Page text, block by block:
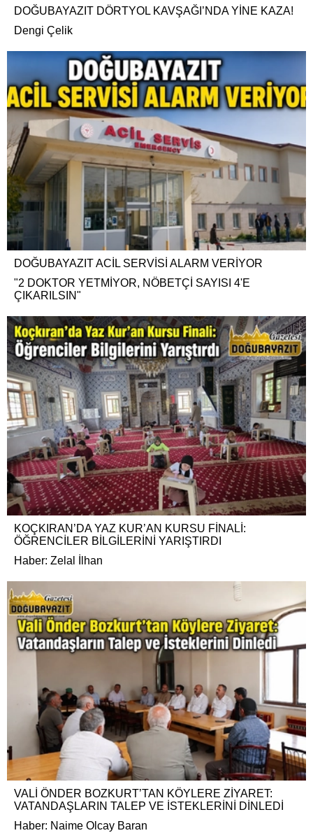
DOĞUBAYAZIT DÖRTYOL KAVŞAĞI’NDA YİNE KAZA!
Dengi Çelik
DOĞUBAYAZIT ACİL SERVİSİ ALARM VERİYOR
"2 DOKTOR YETMİYOR, NÖBETÇİ SAYISI 4'E
ÇIKARILSIN"
KOÇKIRAN’DA YAZ KUR’AN KURSU FİNALİ:
ÖĞRENCİLER BİLGİLERİNİ YARIŞTIRDI
Haber: Zelal İlhan
VALİ ÖNDER BOZKURT’TAN KÖYLERE ZİYARET:
VATANDAŞLARIN TALEP VE İSTEKLERİNİ DİNLEDİ
Haber: Naime Olcay Baran